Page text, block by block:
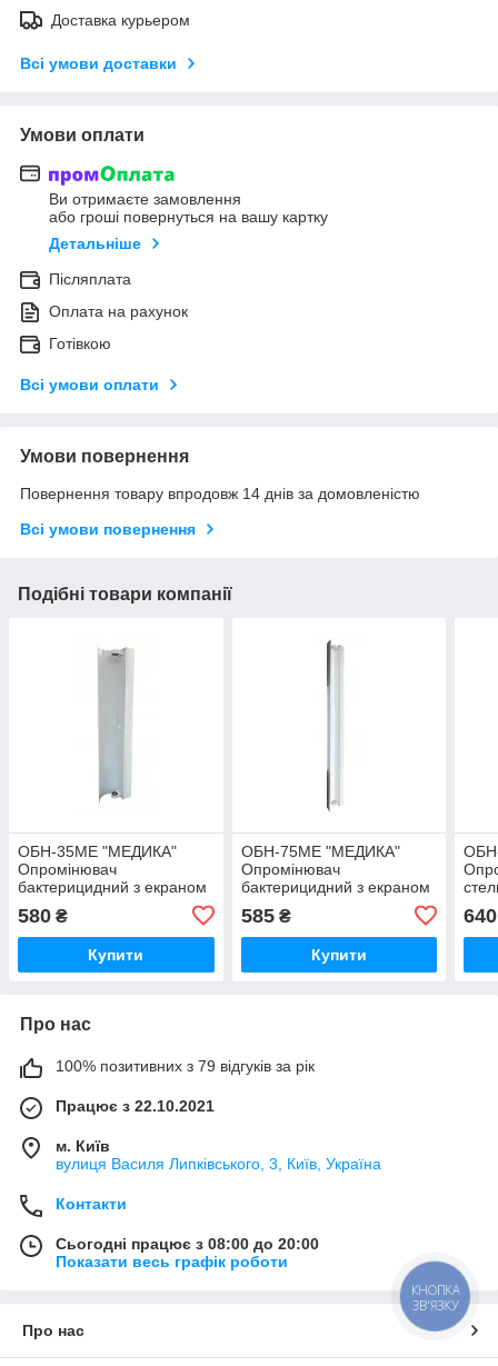
Доставка курьером
Всі умови доставки
Умови оплати
Ви отримаєте замовлення
або гроші повернуться на вашу картку
Детальніше
Післяплата
Оплата на рахунок
Готівкою
Всі умови оплати
Умови повернення
Повернення товару впродовж 14 днів за домовленістю
Всі умови повернення
Подібні товари компанії
ОБН-35МЕ "МЕДИКА"
Опромінювач
бактерицидний з екраном
580 ₴
Купити
ОБН-75МЕ "МЕДИКА"
Опромінювач
бактерицидний з екраном
585₴
Купити
640
Про нас
100% позитивних з 79 відгуків за рік
Працює з 22.10.2021
м. Київ
вулиця Василя Липківського, 3, Київ, Україна
Контакти
Сьогодні працює з 08:00 до 20:00
Показати весь графік роботи
Про нас
КНОПКА
ЗВ'ЯЗКУ